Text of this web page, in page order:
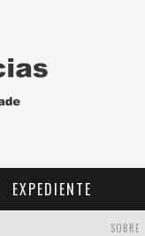
EXPEDIENTE
SOBRE